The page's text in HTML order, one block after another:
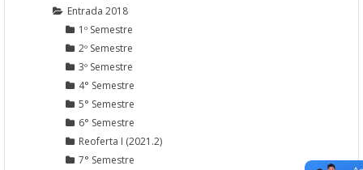
Entrada 2018
1º Semestre
2º Semestre
3º Semestre
4° Semestre
5° Semestre
6° Semestre
Reoferta I (2021.2)
7° Semestre